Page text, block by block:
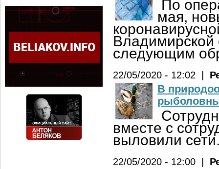
По
мая,
Владимирской
следующим
22/05/2020 - 12:02 |
В
вместе с
выловили
22/05/2020 - 12:00 |